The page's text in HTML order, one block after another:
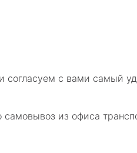
с вами самый
из офиса